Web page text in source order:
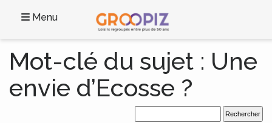
Menu
Mot-clé du sujet : Une
envie d’Ecosse ?